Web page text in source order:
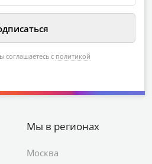
соглашаетесь с политикой
Мы в регионах
Москва